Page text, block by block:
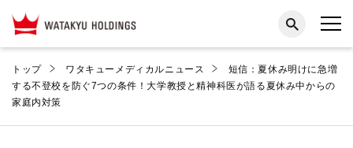
トップ ワタキューメディカルニュース
短信：夏休み明けに急増
する不登校を防ぐ7つの条件！大学教授と精神科医が語る夏休み中からの
家庭内対策